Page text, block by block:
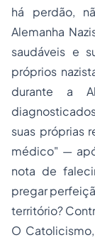
há perdão,
Alemanha
saudáveis e
próprios
durante a
suas próprias
médico" —
nota de
pregar
território?
O